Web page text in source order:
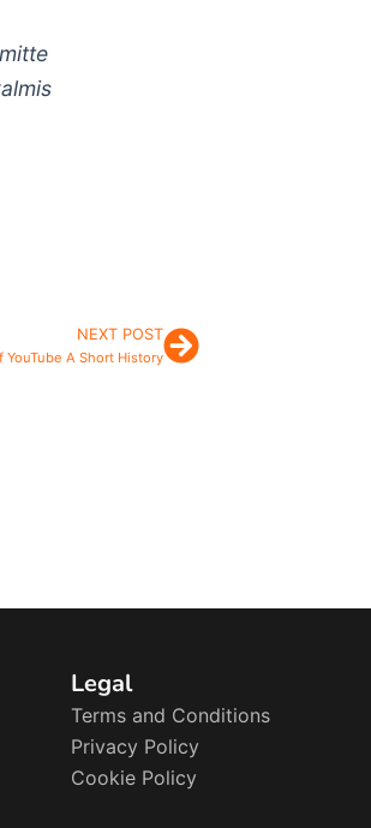
NEXT POST
A Short HistoryNext
Legal
Terms and Conditions
Privacy Policy
Cookie Policy